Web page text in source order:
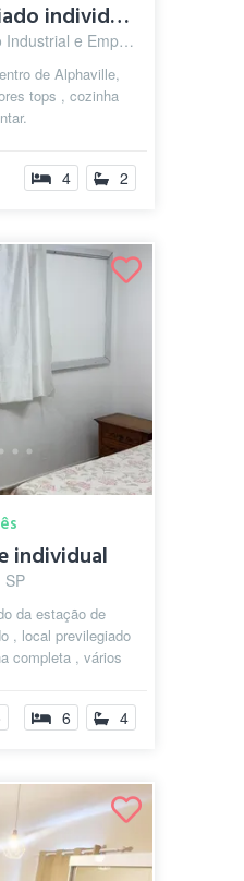
Quarto mobiliado individual
Alphaville., Barueri - SP
de Alphaville,
tops , cozinha
4 2
individual
SP
da estação de
, local previlegiado
completa , vários
6 4